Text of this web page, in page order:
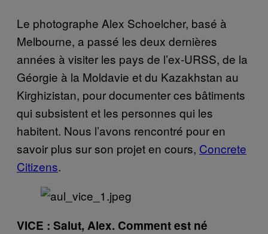
Le photographe Alex Schoelcher, basé à
Melbourne, a passé les deux dernières
années à visiter les pays de l’ex-URSS, de la
Géorgie à la Moldavie et du Kazakhstan au
Kirghizistan, pour documenter ces bâtiments
qui subsistent et les personnes qui les
habitent. Nous l’avons rencontré pour en
savoir plus sur son projet en cours, Concrete
Citizens.
VICE : Salut, Alex. Comment est né